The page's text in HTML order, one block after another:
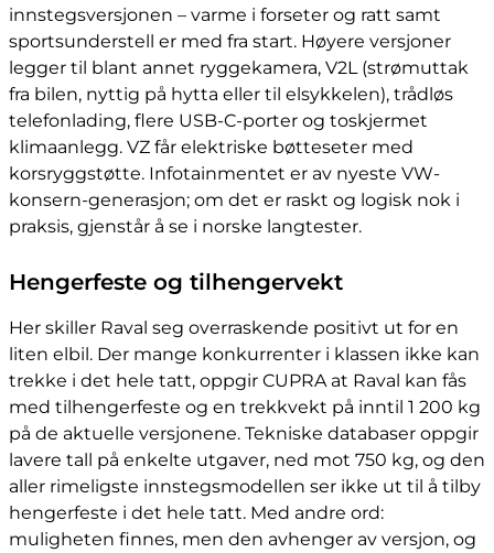
innstegsversjonen – varme i forseter og ratt samt
sportsunderstell er med fra start. Høyere versjoner
legger til blant annet ryggekamera, V2L (strømuttak
fra bilen, nyttig på hytta eller til elsykkelen), trådløs
telefonlading, flere USB-C-porter og toskjermet
klimaanlegg. VZ får elektriske bøtteseter med
korsryggstøtte. Infotainmentet er av nyeste VW-
konsern-generasjon; om det er raskt og logisk nok i
praksis, gjenstår å se i norske langtester.
Hengerfeste og tilhengervekt
Her skiller Raval seg overraskende positivt ut for en
liten elbil. Der mange konkurrenter i klassen ikke kan
trekke i det hele tatt, oppgir CUPRA at Raval kan fås
med tilhengerfeste og en trekkvekt på inntil 1 200 kg
på de aktuelle versjonene. Tekniske databaser oppgir
lavere tall på enkelte utgaver, ned mot 750 kg, og den
aller rimeligste innstegsmodellen ser ikke ut til å tilby
hengerfeste i det hele tatt. Med andre ord:
muligheten finnes, men den avhenger av versjon, og